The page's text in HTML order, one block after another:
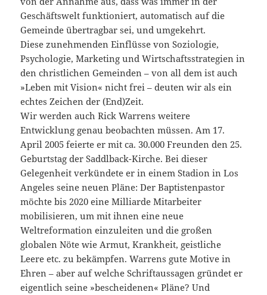
Geschäftswelt funktioniert, automatisch auf die
Gemeinde übertragbar sei, und umgekehrt.
Diese zunehmenden Einflüsse von Soziologie,
Psychologie, Marketing und Wirtschaftsstrategien in
den christlichen Gemeinden – von all dem ist auch
»Leben mit Vision« nicht frei – deuten wir als ein
echtes Zeichen der (End)Zeit.
Wir werden auch Rick Warrens weitere
Entwicklung genau beobachten müssen. Am 17.
April 2005 feierte er mit ca. 30.000 Freunden den 25.
Geburtstag der Saddlback-Kirche. Bei dieser
Gelegenheit verkündete er in einem Stadion in Los
Angeles seine neuen Pläne: Der Baptistenpastor
möchte bis 2020 eine Milliarde Mitarbeiter
mobilisieren, um mit ihnen eine neue
Weltreformation einzuleiten und die großen
globalen Nöte wie Armut, Krankheit, geistliche
Leere etc. zu bekämpfen. Warrens gute Motive in
Ehren – aber auf welche Schriftaussagen gründet er
eigentlich seine »bescheidenen« Pläne? Und